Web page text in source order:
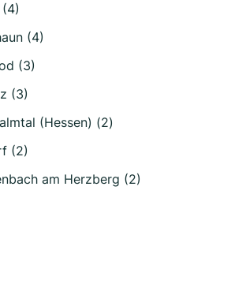
(4)
(3)
(3)
(Hessen) (2)
(2)
am Herzberg (2)